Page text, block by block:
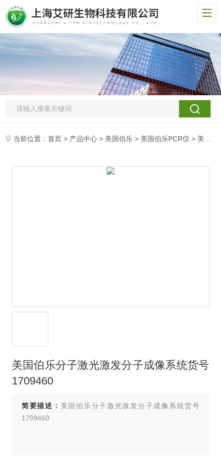
当前位置：首页 > 产品中心 > 美国伯乐 > 美国伯乐PCR仪 > 美国伯乐分子激光激发分子成像系统货号1709460
美国伯乐分子激光激发分子成像系统货号
1709460
简要描述： 美国伯乐分子激光激发分子成像系统货号
1709460